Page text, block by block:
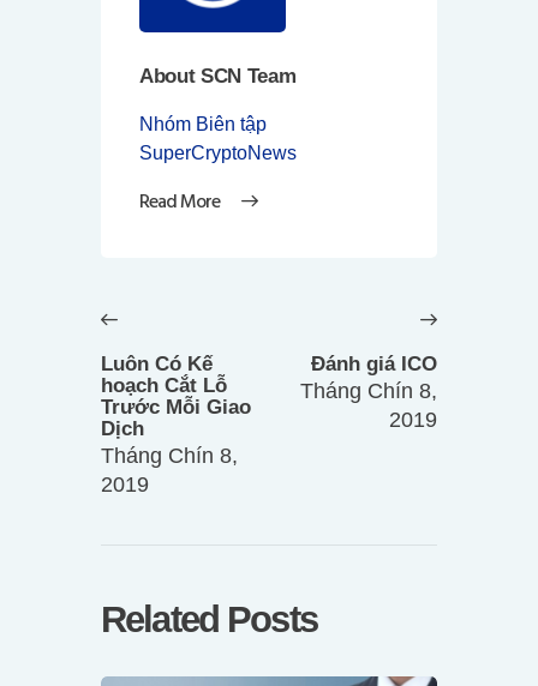
About SCN Team
Nhóm Biên tập
SuperCryptoNews
Read More
hướng
bài
viết
post:
Luôn Có Kế
hoạch Cắt Lỗ
Trước Mỗi Giao
Dịch
Tháng Chín 8,
2019
Đánh giá ICO
Tháng Chín 8,
2019
Related Posts